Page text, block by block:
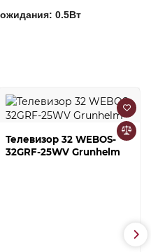
0.5Вт
Телевизор 32 WEBOS-
32GRF-25WV Grunhelm